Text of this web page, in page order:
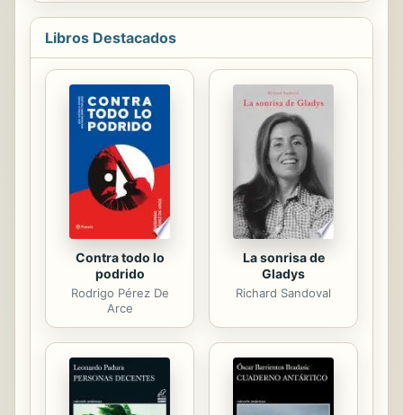
arriba, esta no duda ni un segundo
sorpresa, el enigmático chico nuevo
del instituto le ofrece ayuda para
vengarse. ¿Qué razones tiene él
para desearle ningún mal a Harrison?
Poco a poco, Vanessa descubrirá el
pasado oculto de Kai y la causa de su
rencor. Pero mientras urden su
complot y ponen en marcha el
plan,...
Libros Destacados
Contra todo lo
podrido
Rodrigo Pérez De
Arce
La sonrisa de
Gladys
Richard Sandoval